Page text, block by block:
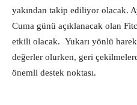
yakından takip ediliyor olacak.
Cuma günü açıklanacak olan
etkili olacak. Yukarı yönlü
değerler olurken, geri
önemli destek noktası.